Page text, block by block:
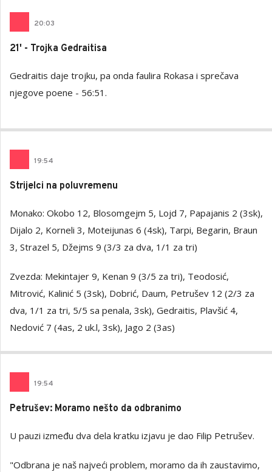
20:03
21' - Trojka Gedraitisa
Gedraitis daje trojku, pa onda faulira Rokasa i sprečava
njegove poene - 56:51.
19:54
Strijelci na poluvremenu
Monako: Okobo 12, Blosomgejm 5, Lojd 7, Papajanis 2 (3sk),
Dijalo 2, Korneli 3, Moteijunas 6 (4sk), Tarpi, Begarin, Braun
3, Strazel 5, Džejms 9 (3/3 za dva, 1/1 za tri)
Zvezda: Mekintajer 9, Kenan 9 (3/5 za tri), Teodosić,
Mitrović, Kalinić 5 (3sk), Dobrić, Daum, Petrušev 12 (2/3 za
dva, 1/1 za tri, 5/5 sa penala, 3sk), Gedraitis, Plavšić 4,
Nedović 7 (4as, 2 uk.l, 3sk), Jago 2 (3as)
19:54
Petrušev: Moramo nešto da odbranimo
U pauzi između dva dela kratku izjavu je dao Filip Petrušev.
"Odbrana je naš najveći problem, moramo da ih zaustavimo,